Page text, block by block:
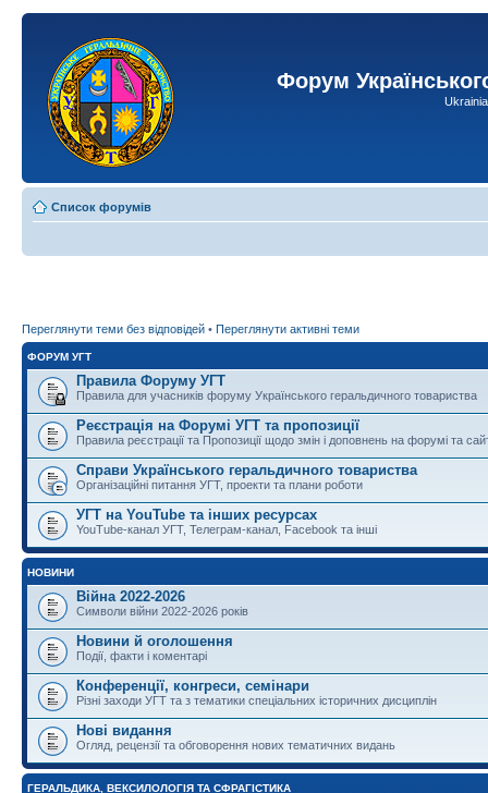
Форум
Список форумів
Переглянути теми без відповідей • Переглянути активні теми
ФОРУМ УГТ
Правила Форуму УГТ
Правила для учасників форуму Українського геральдичного товариства
Реєстрація на Форумі УГТ та пропозиції
Правила реєстрації та Пропозиції щодо змін і доповнень на форумі та
Справи Українського геральдичного товариства
Організаційні питання УГТ, проекти та плани роботи
УГТ на YouTube та інших ресурсах
YouTube-канал УГТ, Телеграм-канал, Facebook та інші
НОВИНИ
Війна 2022-2026
Символи війни 2022-2026 років
Новини й оголошення
Події, факти і коментарі
Конференції, конгреси, семінари
Різні заходи УГТ та з тематики спеціальних історичних дисциплін
Нові видання
Огляд, рецензії та обговорення нових тематичних видань
ГЕРАЛЬДИКА, ВЕКСИЛОЛОГІЯ ТА СФРАГІСТИКА